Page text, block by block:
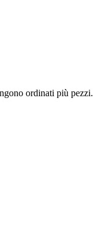
ordinati più pezzi.